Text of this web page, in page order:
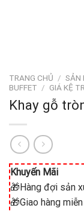
TRANG CHỦ / SẢN
BUFFET / GIÁ KỆ
Khay gỗ
Khuyến Mãi
🎁Hàng đợi sản
🎁Giao hàng